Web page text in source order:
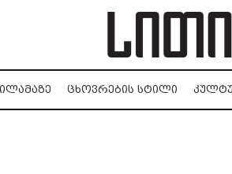
ᲪᲮᲝᲕᲠᲔᲑᲘᲡ ᲡᲢᲘᲚᲘ